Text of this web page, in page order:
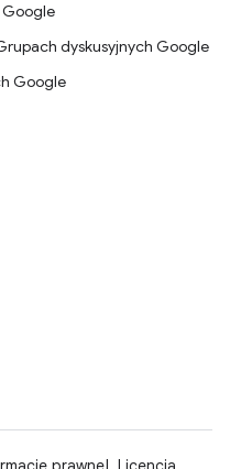
Google
dyskusyjnych Google
Google